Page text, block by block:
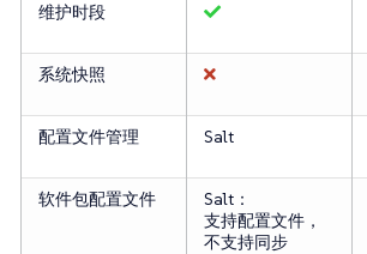
维护时段
系统快照
配置文件管理 Salt
软件包配置文件
Salt：
支持配置文件，
不支持同步